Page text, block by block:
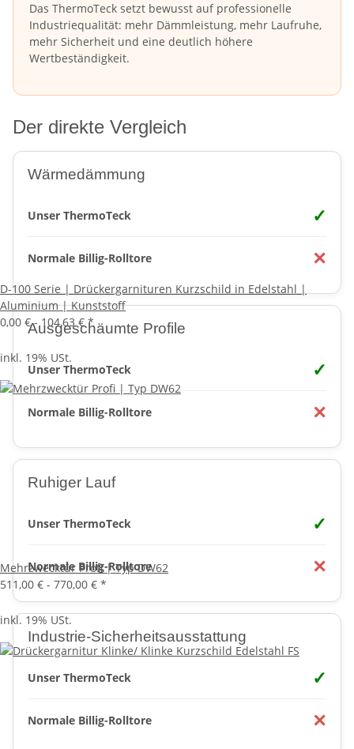
Das ThermoTeck setzt bewusst auf professionelle
Industriequalität: mehr Dämmleistung, mehr Laufruhe,
mehr Sicherheit und eine deutlich höhere
Wertbeständigkeit.
Der direkte Vergleich
Wärmedämmung
Unser ThermoTeck ✓
Normale Billig-Rolltore ✕
Ausgeschäumte Profile
Unser ThermoTeck ✓
Normale Billig-Rolltore ✕
Ruhiger Lauf
Unser ThermoTeck ✓
Normale Billig-Rolltore ✕
Industrie-Sicherheitsausstattung
Unser ThermoTeck ✓
Normale Billig-Rolltore ✕
D-100 Serie | Drückergarnituren Kurzschild in Edelstahl |
Aluminium | Kunststoff
0,00 € -104,63 €*
inkl. 19% USt.
Mehrzwecktür Profi | Typ DW62
511,00 € - 770,00 € *
inkl. 19% USt.